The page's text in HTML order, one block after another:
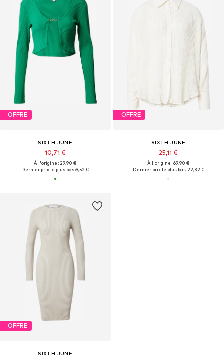
OFFRE
SIXTH JUNE
10,71 €
À l'origine : 29,90 €
Dernier prix le plus bas :9,52 €
OFFRE
SIXTH JUNE
25,11 €
À l'origine : 69,90 €
Dernier prix le plus bas :22,32 €
OFFRE
SIXTH JUNE